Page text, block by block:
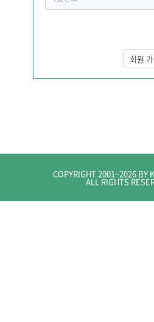
회원
COPYRIGHT 2001~2026 BY
ALL RIGHTS